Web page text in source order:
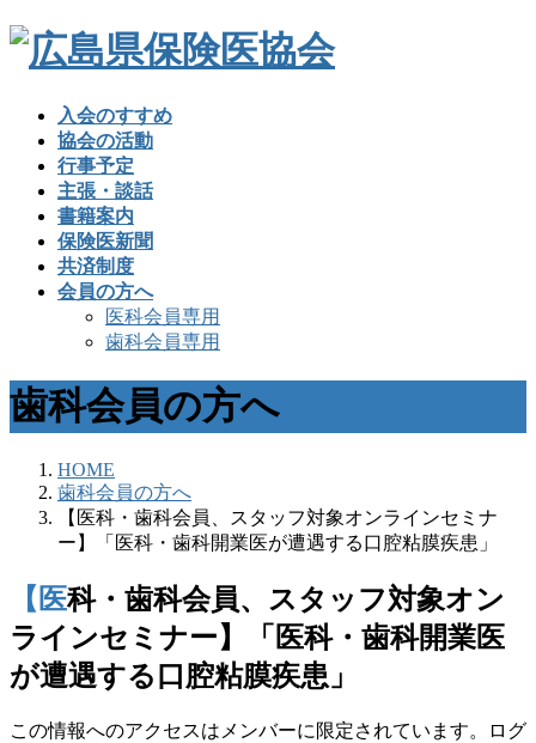
入会のすすめ
協会の活動
行事予定
主張・談話
書籍案内
保険医新聞
共済制度
会員の方へ
医科会員専用
歯科会員専用
歯科会員の方へ
HOME
歯科会員の方へ
【医科・歯科会員、スタッフ対象オンラインセミナ
ー】「医科・歯科開業医が遭遇する口腔粘膜疾患」
【医科・歯科会員、スタッフ対象オン
ラインセミナー】「医科・歯科開業医
が遭遇する口腔粘膜疾患」
この情報へのアクセスはメンバーに限定されています。ログ